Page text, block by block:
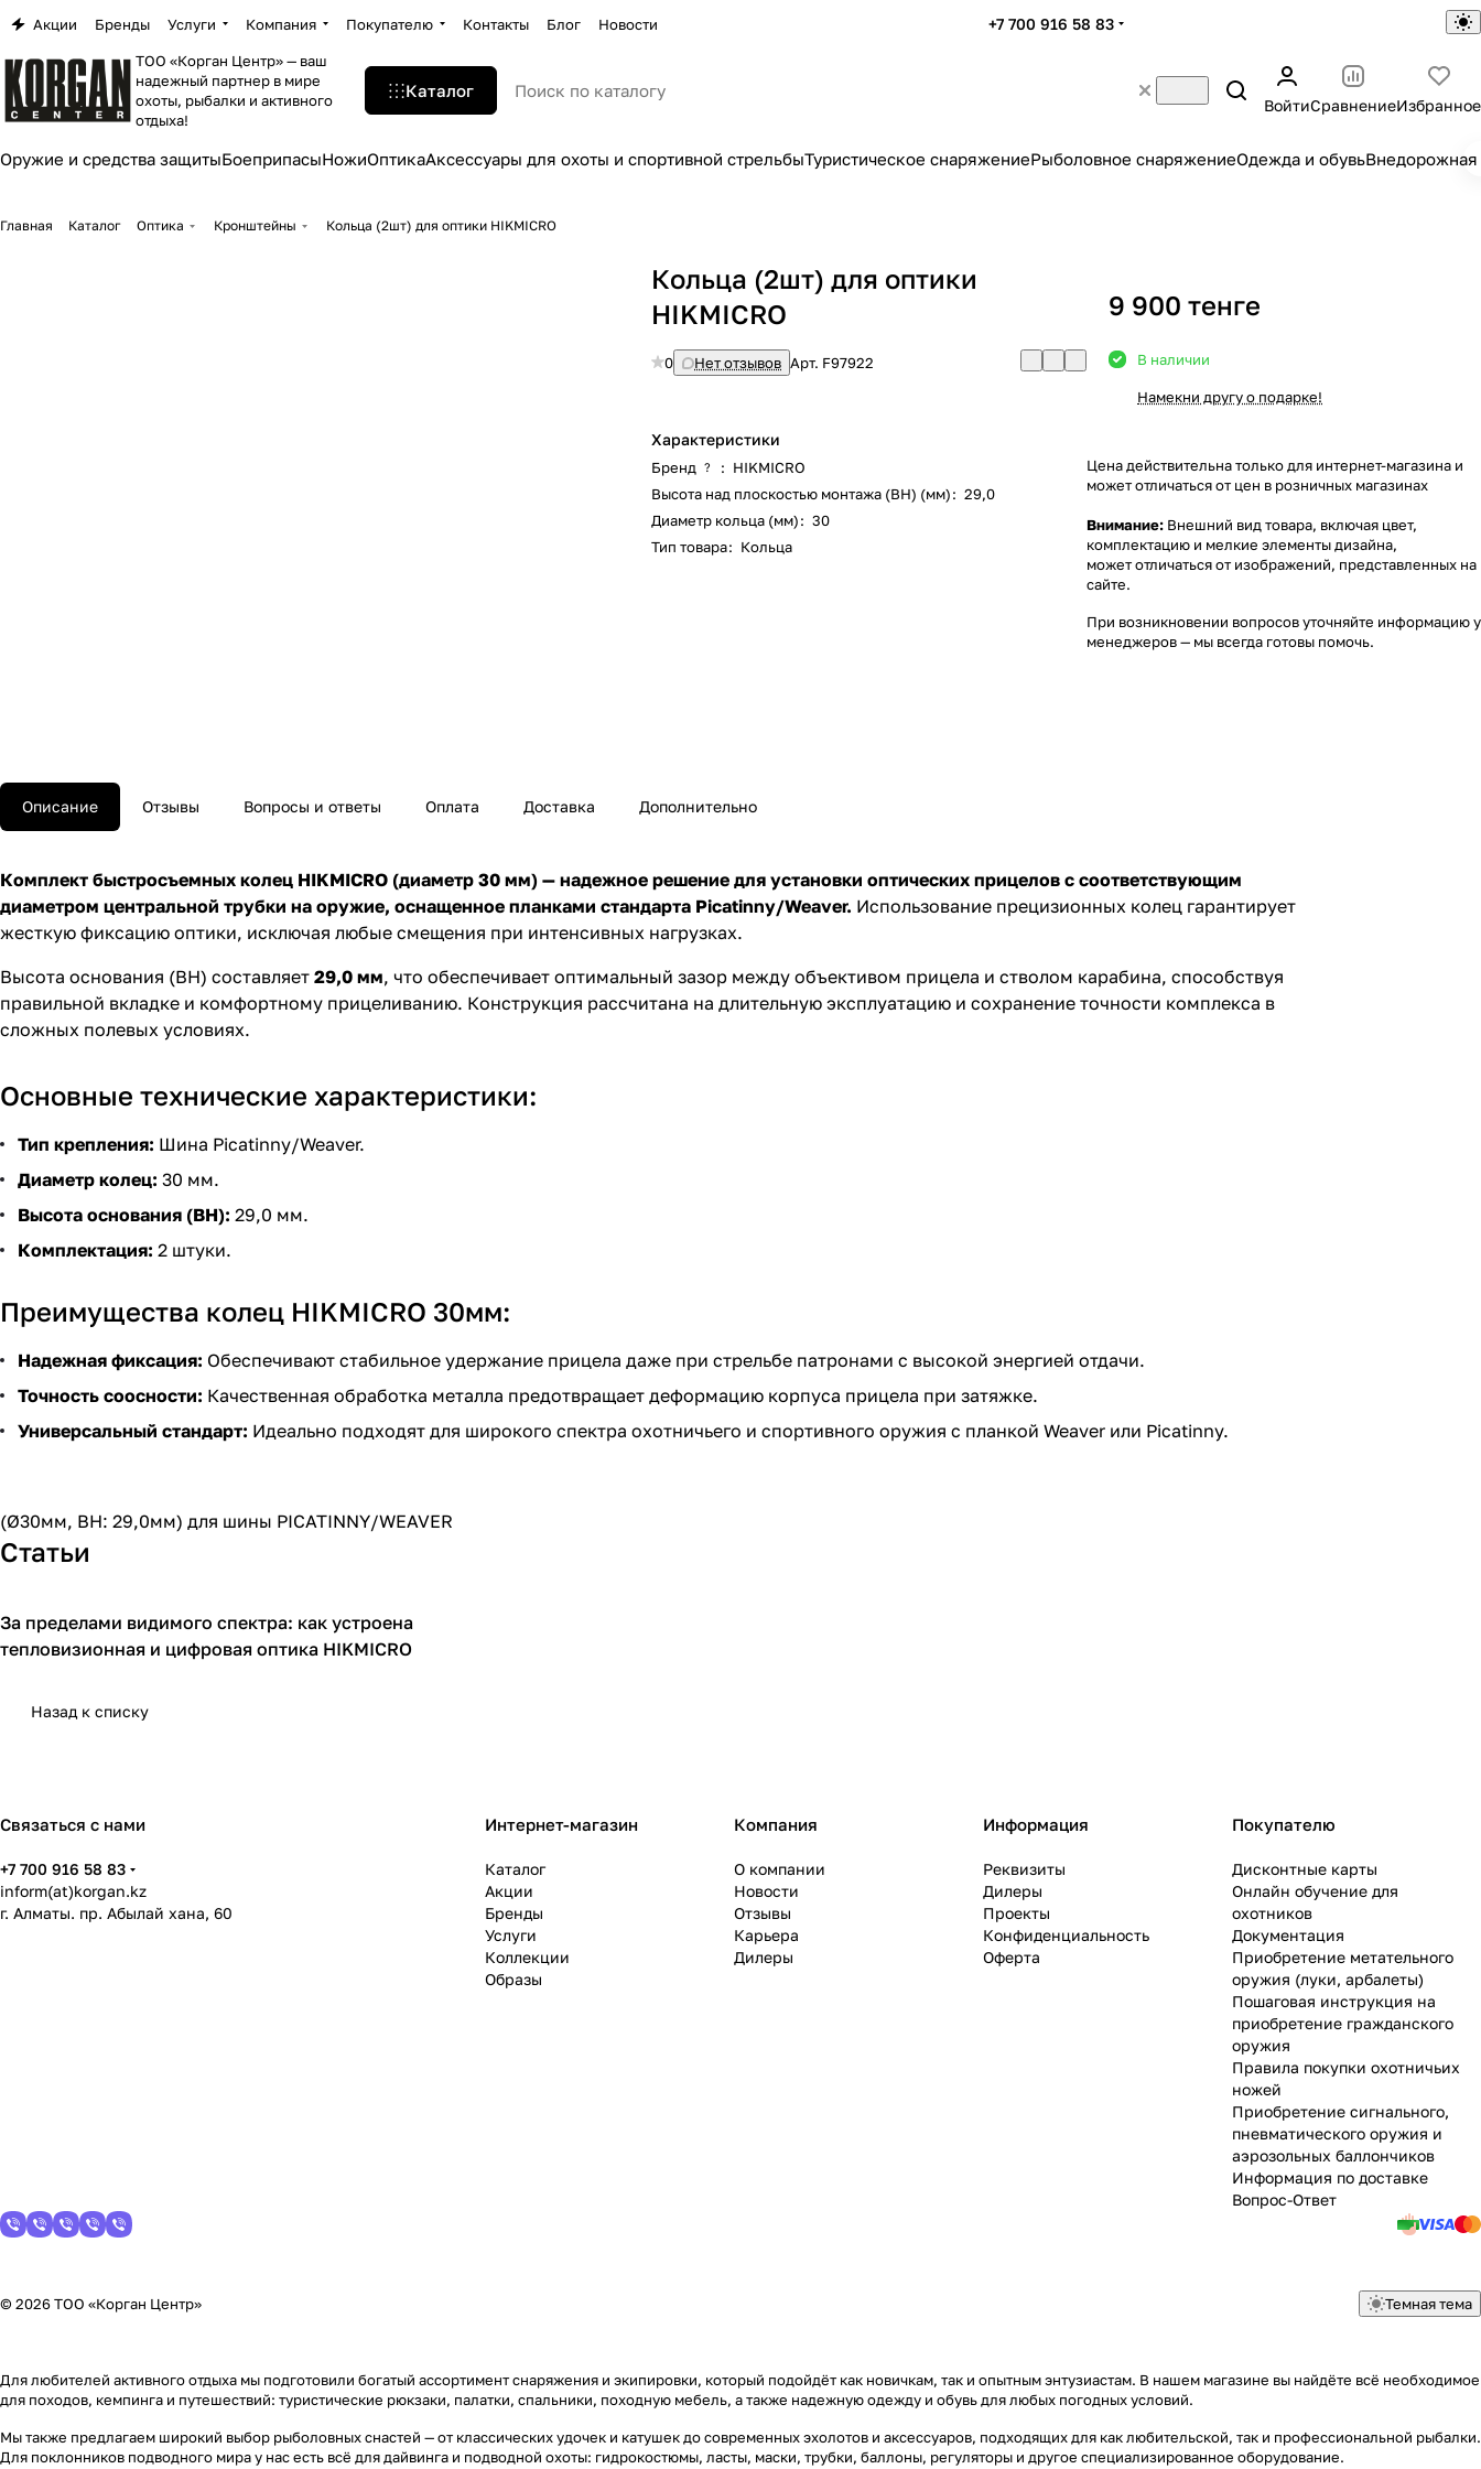
Акции Бренды Услуги Компания Покупателю Контакты Блог Новости +7 700 916 58 83
ТОО «Корган Центр» — ваш
надежный партнер в мире
охоты, рыбалки и активного
отдыха!
Каталог
ВойтиСравнениеИзбранное
Оружие и средства защитыБоеприпасыНожиОптикаАксессуары для охоты и спортивной стрельбыТуристическое снаряжениеРыболовное снаряжениеОдежда и обувьВнедорожная
Главная Каталог Оптика Кронштейны Кольца (2шт) для оптики HIKMICRO
Кольца (2шт) для оптики
HIKMICRO
0 Нет отзывов Арт. F97922
Характеристики
Бренд ? : HIKMICRO
Высота над плоскостью монтажа (BH) (мм): 29,0
Диаметр кольца (мм): 30
Тип товара: Кольца
9 900 тенге
В наличии
Намекни другу о подарке!
Цена действительна только для интернет-магазина и
может отличаться от цен в розничных магазинах
Внимание: Внешний вид товара, включая цвет,
комплектацию и мелкие элементы дизайна,
может отличаться от изображений, представленных на
сайте.
При возникновении вопросов уточняйте информацию у
менеджеров— мы всегда готовы помочь.
Описание Отзывы Вопросы и ответы Оплата Доставка Дополнительно
Комплект быстросъемных колец HIKMICRO (диаметр 30 мм) — надежное решение для установки оптических прицелов с соответствующим
диаметром центральной трубки на оружие, оснащенное планками стандарта Picatinny/Weaver. Использование прецизионных колец гарантирует
жесткую фиксацию оптики, исключая любые смещения при интенсивных нагрузках.
Высота основания (BH) составляет 29,0 мм, что обеспечивает оптимальный зазор между объективом прицела и стволом карабина, способствуя
правильной вкладке и комфортному прицеливанию. Конструкция рассчитана на длительную эксплуатацию и сохранение точности комплекса в
сложных полевых условиях.
Основные технические характеристики:
Тип крепления: Шина Picatinny/Weaver.
Диаметр колец: 30 мм.
Высота основания (BH): 29,0 мм.
Комплектация: 2 штуки.
Преимущества колец HIKMICRO 30мм:
Надежная фиксация: Обеспечивают стабильное удержание прицела даже при стрельбе патронами с высокой энергией отдачи.
Точность соосности: Качественная обработка металла предотвращает деформацию корпуса прицела при затяжке.
Универсальный стандарт: Идеально подходят для широкого спектра охотничьего и спортивного оружия с планкой Weaver или Picatinny.
(Ø30мм, BH: 29,0мм) для шины PICATINNY/WEAVER
Статьи
Hikmicro
За пределами видимого спектра: как устроена
тепловизионная и цифровая оптика HIKMICRO
Назад к списку
Связаться с нами
+7 700 916 58 83
inform(at)korgan.kz
г. Алматы. пр. Абылай хана, 60
Интернет-магазин
Каталог
Акции
Бренды
Услуги
Коллекции
Образы
Компания
О компании
Новости
Отзывы
Карьера
Дилеры
Информация
Реквизиты
Дилеры
Проекты
Конфиденциальность
Оферта
Покупателю
Дисконтные карты
Онлайн обучение для
охотников
Документация
Приобретение метательного
оружия (луки, арбалеты)
Пошаговая инструкция на
приобретение гражданского
оружия
Правила покупки охотничьих
ножей
Приобретение сигнального,
пневматического оружия и
аэрозольных баллончиков
Информация по доставке
Вопрос-Ответ
© 2026 ТОО «Корган Центр» Темная тема
Для любителей активного отдыха мы подготовили богатый ассортимент снаряжения и экипировки, который подойдёт как новичкам, так и опытным энтузиастам. В нашем магазине вы найдёте всё необходимое
для походов, кемпинга и путешествий: туристические рюкзаки, палатки, спальники, походную мебель, а также надежную одежду и обувь для любых погодных условий.
Мы также предлагаем широкий выбор рыболовных снастей — от классических удочек и катушек до современных эхолотов и аксессуаров, подходящих для как любительской, так и профессиональной рыбалки.
Для поклонников подводного мира у нас есть всё для дайвинга и подводной охоты: гидрокостюмы, ласты, маски, трубки, баллоны, регуляторы и другое специализированное оборудование.